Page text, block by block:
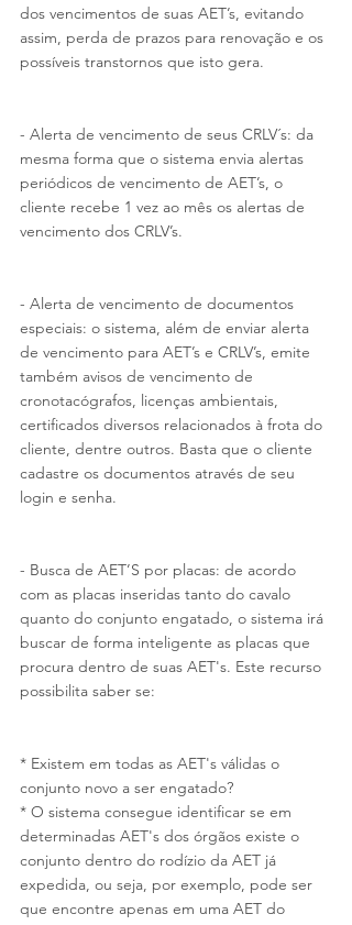
dos vencimentos de suas AET’s, evitando
assim, perda de prazos para renovação e os
possíveis transtornos que isto gera.
- Alerta de vencimento de seus CRLV´s: da
mesma forma que o sistema envia alertas
periódicos de vencimento de AET’s, o
cliente recebe 1 vez ao mês os alertas de
vencimento dos CRLV’s.
- Alerta de vencimento de documentos
especiais: o sistema, além de enviar alerta
de vencimento para AET’s e CRLV’s, emite
também avisos de vencimento de
cronotacógrafos, licenças ambientais,
certificados diversos relacionados à frota do
cliente, dentre outros. Basta que o cliente
cadastre os documentos através de seu
login e senha.
- Busca de AET’S por placas: de acordo
com as placas inseridas tanto do cavalo
quanto do conjunto engatado, o sistema irá
buscar de forma inteligente as placas que
procura dentro de suas AET's. Este recurso
possibilita saber se:
* Existem em todas as AET's válidas o
conjunto novo a ser engatado?
* O sistema consegue identificar se em
determinadas AET's dos órgãos existe o
conjunto dentro do rodízio da AET já
expedida, ou seja, por exemplo, pode ser
que encontre apenas em uma AET do